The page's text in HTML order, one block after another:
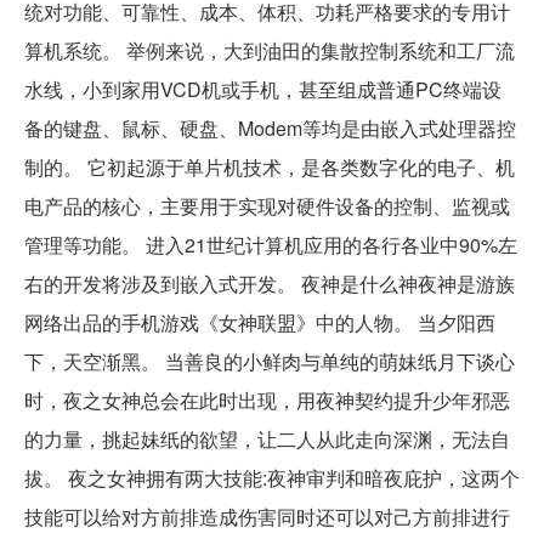
统对功能、可靠性、成本、体积、功耗严格要求的专用计
算机系统。 举例来说，大到油田的集散控制系统和工厂流
水线，小到家用VCD机或手机，甚至组成普通PC终端设
备的键盘、鼠标、硬盘、Modem等均是由嵌入式处理器控
制的。 它初起源于单片机技术，是各类数字化的电子、机
电产品的核心，主要用于实现对硬件设备的控制、监视或
管理等功能。 进入21世纪计算机应用的各行各业中90%左
右的开发将涉及到嵌入式开发。 夜神是什么神夜神是游族
网络出品的手机游戏《女神联盟》中的人物。 当夕阳西
下，天空渐黑。 当善良的小鲜肉与单纯的萌妹纸月下谈心
时，夜之女神总会在此时出现，用夜神契约提升少年邪恶
的力量，挑起妹纸的欲望，让二人从此走向深渊，无法自
拔。 夜之女神拥有两大技能:夜神审判和暗夜庇护，这两个
技能可以给对方前排造成伤害同时还可以对己方前排进行